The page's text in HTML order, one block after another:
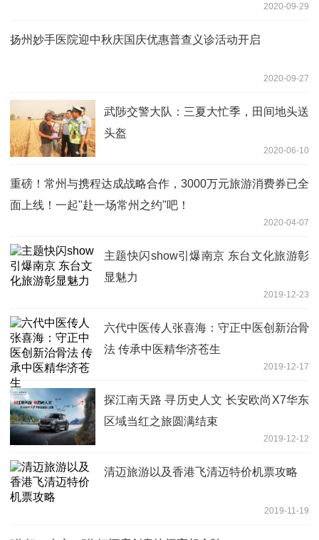
2020-09-29
扬州妙手医院迎中秋庆国庆优惠普查义诊活动开启
2020-09-27
武陟交警大队：三夏大忙季，田间地头送
头盔
2020-06-10
重磅！常州与携程达成战略合作，3000万元旅游消费券已全
面上线！一起"赴一场常州之约"吧！
2020-04-07
主题快闪show引爆南京 东台文化旅游彰
显魅力
2019-12-23
六代中医传人张喜海：守正中医创新治骨
法 传承中医精华济苍生
2019-12-17
探江南天路 寻历史人文 长安欧尚X7华东
区域当红之旅圆满结束
2019-12-12
清迈旅游以及香港飞清迈特价机票攻略
2019-11-19